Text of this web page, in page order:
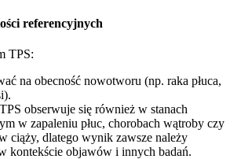
referencyjnych
TPS:
na obecność nowotworu (np. raka płuca,
obserwuje się również w stanach
w zapaleniu płuc, chorobach wątroby czy
ciąży, dlatego wynik zawsze należy
kontekście objawów i innych badań.